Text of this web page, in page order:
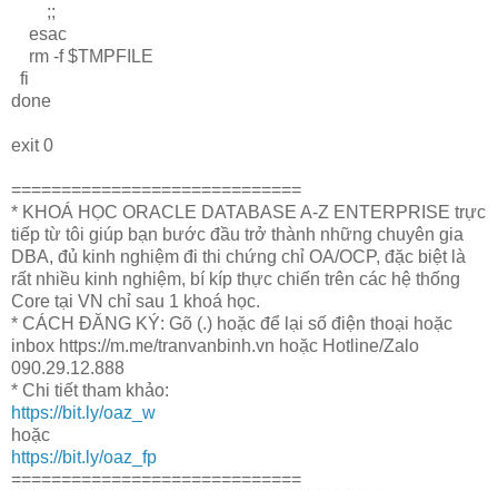
;;
esac
rm -f $TMPFILE
fi
done
exit 0
=============================
* KHOÁ HỌC ORACLE DATABASE A-Z ENTERPRISE trực
tiếp từ tôi giúp bạn bước đầu trở thành những chuyên gia
DBA, đủ kinh nghiệm đi thi chứng chỉ OA/OCP, đặc biệt là
rất nhiều kinh nghiệm, bí kíp thực chiến trên các hệ thống
Core tại VN chỉ sau 1 khoá học.
* CÁCH ĐĂNG KÝ: Gõ (.) hoặc để lại số điện thoại hoặc
inbox https://m.me/tranvanbinh.vn hoặc Hotline/Zalo
090.29.12.888
* Chi tiết tham khảo:
https://bit.ly/oaz_w
hoặc
https://bit.ly/oaz_fp
=============================